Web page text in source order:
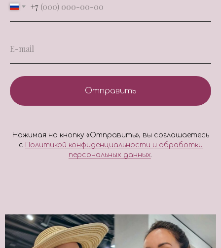
+7
Отправить
Нажимая на кнопку «Отправить», вы соглашаетесь
с Политикой конфиденциальности и обработки
персональных данных